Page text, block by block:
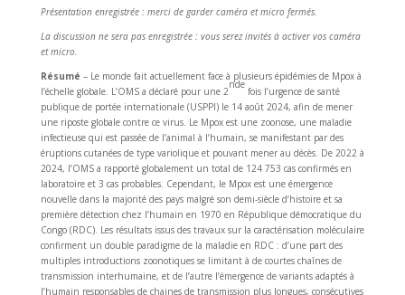
Présentation enregistrée : merci de garder caméra et micro fermés.
La discussion ne sera pas enregistrée : vous serez invités à activer vos caméra
et micro.
Résumé – Le monde fait actuellement face à plusieurs épidémies de Mpox à
l’échelle globale. L’OMS a déclaré pour une 2
nde
fois l’urgence de santé
publique de portée internationale (USPPI) le 14 août 2024, afin de mener
une riposte globale contre ce virus. Le Mpox est une zoonose, une maladie
infectieuse qui est passée de l’animal à l’humain, se manifestant par des
éruptions cutanées de type variolique et pouvant mener au décès. De 2022 à
2024, l’OMS a rapporté globalement un total de 124 753 cas confirmés en
laboratoire et 3 cas probables. Cependant, le Mpox est une émergence
nouvelle dans la majorité des pays malgré son demi-siècle d’histoire et sa
première détection chez l’humain en 1970 en République démocratique du
Congo (RDC). Les résultats issus des travaux sur la caractérisation moléculaire
confirment un double paradigme de la maladie en RDC : d’une part des
multiples introductions zoonotiques se limitant à de courtes chaînes de
transmission interhumaine, et de l’autre l’émergence de variants adaptés à
l’humain responsables de chaines de transmission plus longues, consécutives